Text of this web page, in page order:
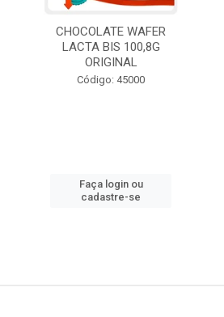
CHOCOLATE WAFER
LACTA BIS 100,8G
ORIGINAL
Código: 45000
Faça login ou
cadastre-se